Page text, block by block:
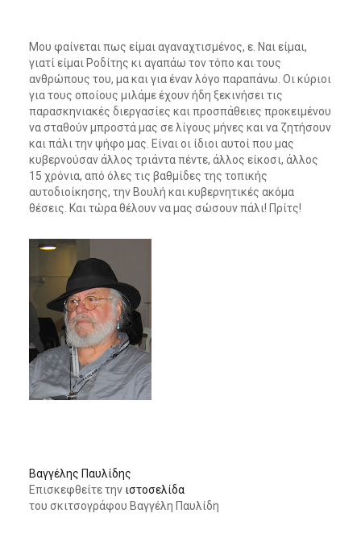
Μου φαίνεται πως είμαι αγαναχτισμένος, ε. Ναι είμαι,
γιατί είμαι Ροδίτης κι αγαπάω τον τόπο και τους
ανθρώπους του, μα και για έναν λόγο παραπάνω. Οι κύριοι
για τους οποίους μιλάμε έχουν ήδη ξεκινήσει τις
παρασκηνιακές διεργασίες και προσπάθειες προκειμένου
να σταθούν μπροστά μας σε λίγους μήνες και να ζητήσουν
και πάλι την ψήφο μας. Είναι οι ίδιοι αυτοί που μας
κυβερνούσαν άλλος τριάντα πέντε, άλλος είκοσι, άλλος
15 χρόνια, από όλες τις βαθμίδες της τοπικής
αυτοδιοίκησης, την Βουλή και κυβερνητικές ακόμα
θέσεις. Και τώρα θέλουν να μας σώσουν πάλι! Πρίτς!
Βαγγέλης Παυλίδης
Επισκεφθείτε την ιστοσελίδα
του σκιτσογράφου Βαγγέλη Παυλίδη